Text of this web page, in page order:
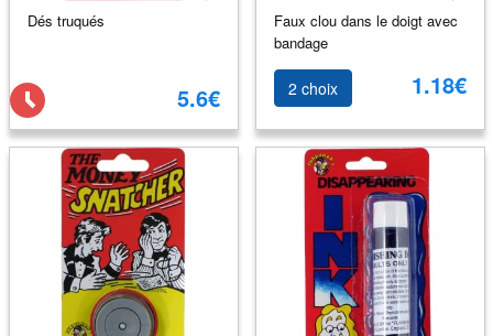
Dés truqués
5.6€
Faux clou dans le doigt avec
bandage
2 choix 1.18€